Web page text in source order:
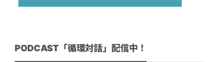
PODCAST「循環対話」配信中！